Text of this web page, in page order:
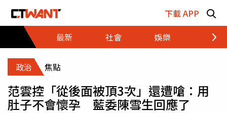
下載 APP
最新
社會 娛樂 財經
政治 焦點
范雲控「從後面被頂3次」還遭嗆：用
肚子不會懷孕 藍委陳雪生回應了